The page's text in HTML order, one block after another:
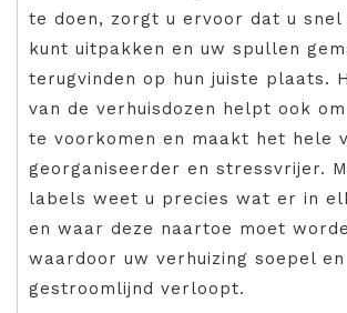
te doen, zorgt u ervoor dat u
kunt uitpakken en uw spullen
terugvinden op hun juiste plaats.
van de verhuisdozen helpt ook
te voorkomen en maakt het hele
georganiseerder en stressvrijer.
labels weet u precies wat er in
en waar deze naartoe moet
waardoor uw verhuizing soepel en
gestroomlijnd verloopt.